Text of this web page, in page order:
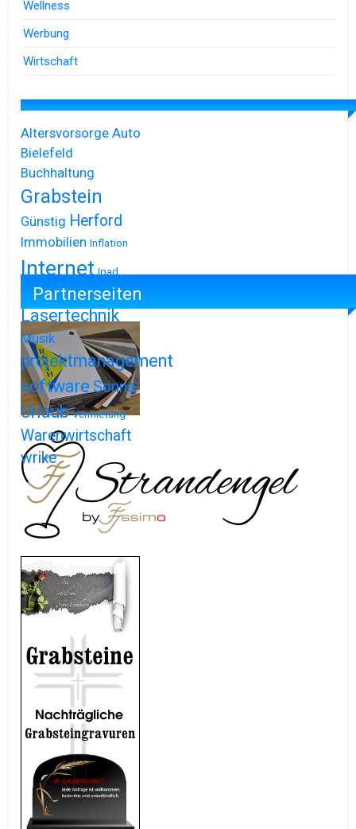
Wellness
Werbung
Wirtschaft
Altersvorsorge Auto
Bielefeld
Buchhaltung
Grabstein
Günstig Herford
Immobilien Inflation
Internet Ipad
Iphone
Lasertechnik
Musik
projektmanagement
softwareSonne
Urlaub Vermietung
Warenwirtschaft
wrike
Partnerseiten